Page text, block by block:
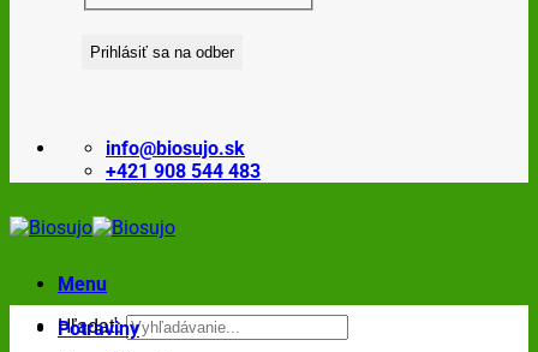
info@biosujo.sk
+421 908 544 483
Menu
Hľadať:
Potraviny